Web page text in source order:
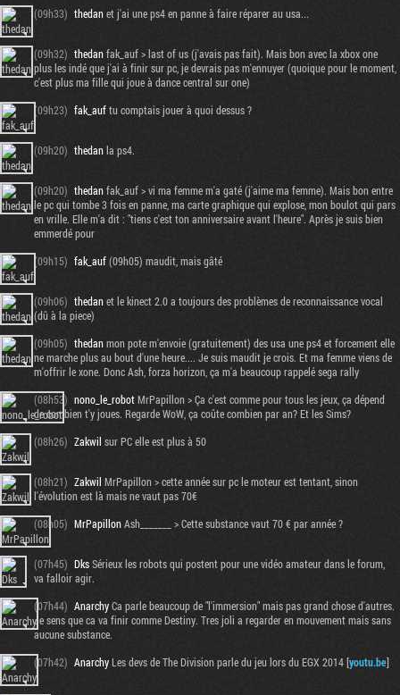
(09h33) thedanet j'ai une ps4 en panne à faire réparer au usa...
(09h32) thedanfak_auf > last of us (j'avais pas fait). Mais bon avec la xbox one
plus les indé que j'ai à finir sur pc, je devrais pas m'ennuyer (quoique pour le moment,
c'est plus ma fille qui joue à dance central sur one)
(09h23) fak_auftu comptais jouer à quoi dessus ?
(09h20) thedanla ps4.
(09h20) thedanfak_auf > vi ma femme m'a gaté (j'aime ma femme). Mais bon entre
le pc qui tombe 3 fois en panne, ma carte graphique qui explose, mon boulot qui pars
en vrille. Elle m'a dit : "tiens c'est ton anniversaire avant l'heure". Après je suis bien
emmerdé pour
(09h15) fak_auf(09h05) maudit, mais gâté
(09h06) thedanet le kinect 2.0 a toujours des problèmes de reconnaissance vocal
(dû à la piece)
(09h05) thedanmon pote m'envoie (gratuitement) des usa une ps4 et forcement elle
ne marche plus au bout d'une heure.... Je suis maudit je crois. Et ma femme viens de
m'offrir le xone. Donc Ash, forza horizon, ça m'a beaucoup rappelé sega rally
(08h53) nono_le_robotMrPapillon > Ça c'est comme pour tous les jeux, ça dépend
de combien t'y joues. Regarde WoW, ça coûte combien par an? Et les Sims?
(08h26) Zakwil sur PC elle est plus à 50
(08h21) Zakwil MrPapillon > cette année sur pc le moteur est tentant, sinon
l'évolution est là mais ne vaut pas 70€
(08h05) MrPapillonAsh_______ > Cette substance vaut 70 € par année ?
(07h45) DksSérieux les robots qui postent pour une vidéo amateur dans le forum,
va falloir agir.
(07h44) AnarchyCa parle beaucoup de "l'immersion" mais pas grand chose d'autres.
Je sens que ca va finir comme Destiny. Tres joli a regarder en mouvement mais sans
aucune substance.
(07h42) AnarchyLes devs de The Division parle du jeu lors du EGX 2014 [youtu.be]